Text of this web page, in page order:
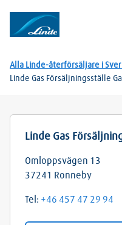
Alla Linde-återförsäljare i
Linde Gas Försäljningsställe
Linde Gas
Omloppsvägen 13
37241 Ronneby
Tel: +46 457 47 29 94